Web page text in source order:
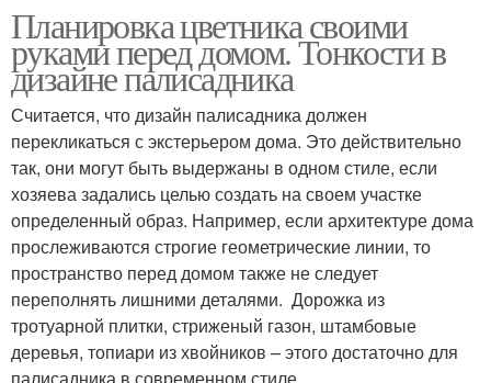
Планировка цветника своими
руками перед домом. Тонкости в
дизайне палисадника
Считается, что дизайн палисадника должен
перекликаться с экстерьером дома. Это действительно
так, они могут быть выдержаны в одном стиле, если
хозяева задались целью создать на своем участке
определенный образ. Например, если архитектуре дома
прослеживаются строгие геометрические линии, то
пространство перед домом также не следует
переполнять лишними деталями. Дорожка из
тротуарной плитки, стриженый газон, штамбовые
деревья, топиари из хвойников – этого достаточно для